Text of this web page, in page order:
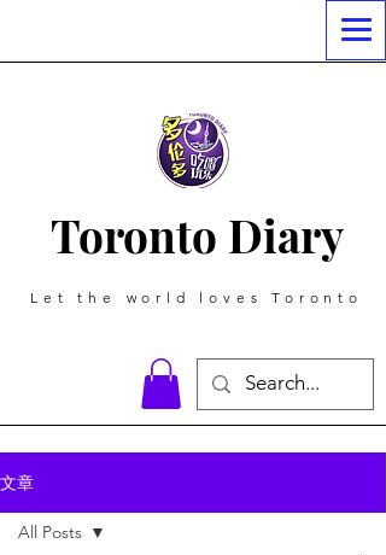
Toronto Diary
Let the world loves Toronto
文章
All Posts